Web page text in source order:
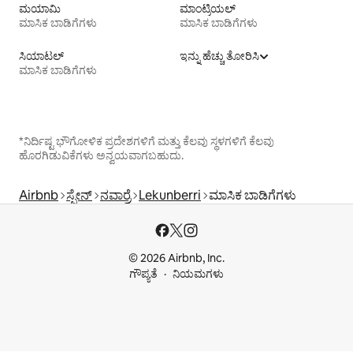
ಮಯಾಮಿ
ಮಾಸಿಕ ಬಾಡಿಗೆಗಳು
ಮಾಂಟ್ರಿಯಲ್
ಮಾಸಿಕ ಬಾಡಿಗೆಗಳು
ಸಿಯಾಟಲ್
ಮಾಸಿಕ ಬಾಡಿಗೆಗಳು
ಇನ್ನು ಹೆಚ್ಚು ತೋರಿಸಿ
*ನಿರ್ದಿಷ್ಟ ಭೌಗೋಳಿಕ ಪ್ರದೇಶಗಳಿಗೆ ಮತ್ತು ಕೆಲವು ಸ್ಥಳಗಳಿಗೆ ಕೆಲವು
ಹೊರಗಿಡುವಿಕೆಗಳು ಅನ್ವಯವಾಗಬಹುದು.
Airbnb ಸ್ಪೇನ್ ನವಾರ್ರೆ Lekunberri ಮಾಸಿಕ ಬಾಡಿಗೆಗಳು
© 2026 Airbnb, Inc.
ಗೌಪ್ಯತೆ
ನಿಯಮಗಳು